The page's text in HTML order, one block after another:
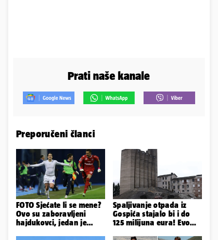
Prati naše kanale
Preporučeni članci
FOTO Sjećate li se mene?
Ovo su zaboravljeni
hajdukovci, jedan je
Spaljivanje otpada iz
Gospića stajalo bi i do
125 milijuna eura! Evo